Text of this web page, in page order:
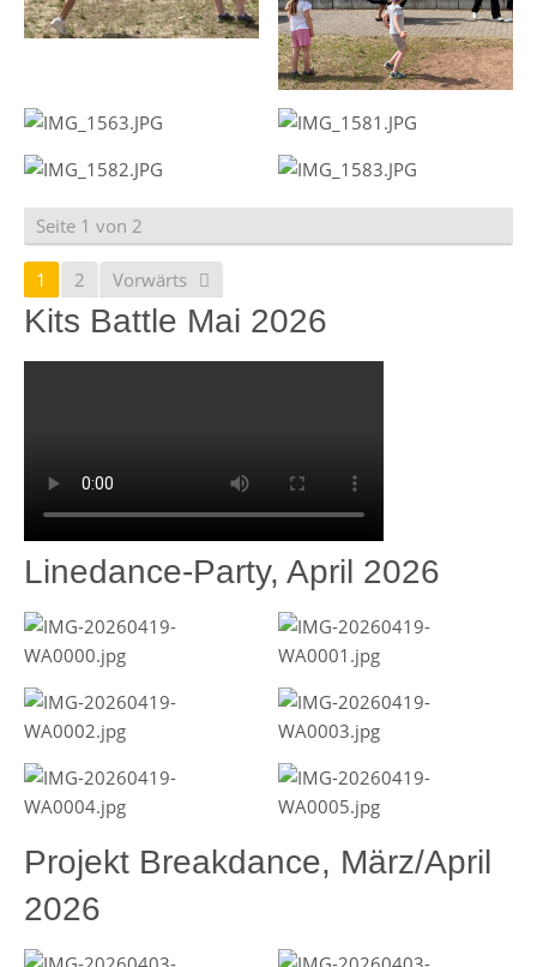
Seite 1 von 2
1 2 Vorwärts
Kits Battle Mai 2026
Linedance-Party, April 2026
Projekt Breakdance, März/April
2026